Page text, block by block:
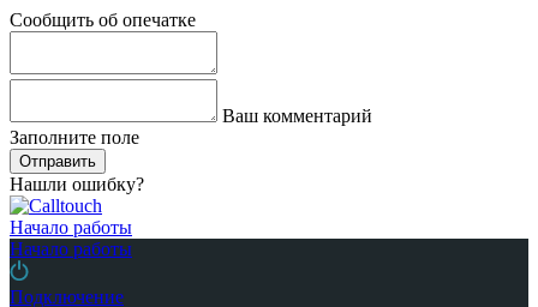
Сообщить об опечатке
Ваш комментарий
Заполните поле
Отправить
Нашли ошибку?
Начало работы
Начало работы
Подключение